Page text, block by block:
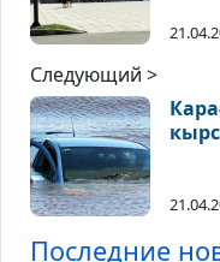
Следующий >
Последние